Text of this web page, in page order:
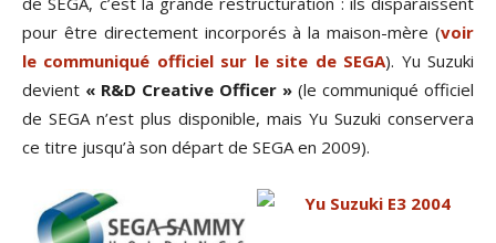
pour être directement incorporés à la maison-mère (voir
le communiqué officiel sur le site de SEGA). Yu Suzuki
devient « R&D Creative Officer » (le communiqué officiel
de SEGA n’est plus disponible, mais Yu Suzuki conservera
ce titre jusqu’à son départ de SEGA en 2009).